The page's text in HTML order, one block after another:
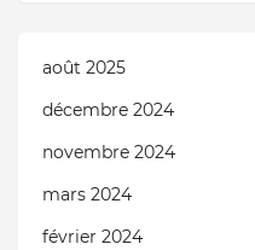
août 2025
décembre 2024
novembre 2024
mars 2024
février 2024